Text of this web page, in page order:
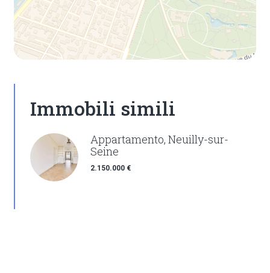
Immobili simili
Appartamento, Neuilly-sur-
Seine
2.150.000 €